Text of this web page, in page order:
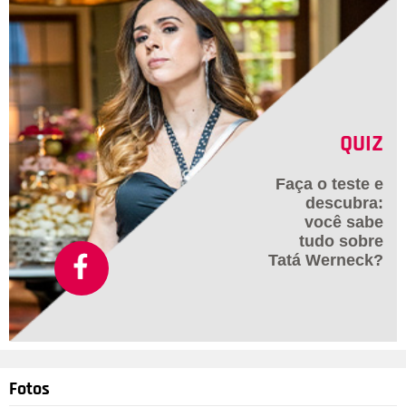
QUIZ
Faça o teste e
descubra:
você sabe
tudo sobre
Tatá Werneck?
Fotos